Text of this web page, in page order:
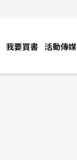
我要買書 活動傳媒